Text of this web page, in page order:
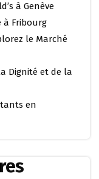
à Genève
à Fribourg
le Marché
Dignité et de la
en